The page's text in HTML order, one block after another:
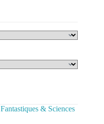
Fantastiques & Sciences